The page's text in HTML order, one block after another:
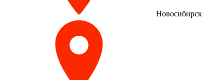
Новосибирск